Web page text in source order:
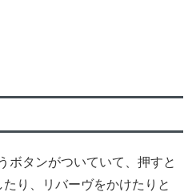
ボタンがついていて、押すと
り、リバーヴをかけたりと